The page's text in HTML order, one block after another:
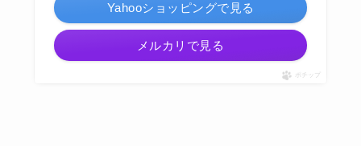
Yahooショッピングで見る
メルカリで見る
ポチップ